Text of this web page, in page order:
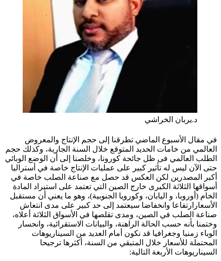
د.يربان الخراشي
في مقال الأسبوع الماضي تطرقنا إلى حجم الإنتاج والمعروض
العالمي من خامات الحديد المتوقع خلال السنة الجارية، وكذلك حجم
الطلب العالمي فى ظل جائحة كورونا، وخلصنا إلى أن الوضع الوبائي
حتى الآن ليس له تأثير كبير على عمليات الإنتاج خاصة في أستراليا
أكبر المصدرين لكن العكس قد حصل مع صناعة الصلب خاصة في
أسواقها الثلاثة الكبرى خارج الصين التي تعتمد على استيراد المادة
الخام (أوروبا، و اليابان، وكورويا الجنوبية)، وهو ما يعني أن مستقبل
الأسعارارتفاعا وانخفاضا سيعتمد إلى حد كبير على مدى انتعاش
صناعة الصلب في الصين، ومدى تقلصها في الأسواق الثلاثة أعلاه،
وختمنا بأنه حسب الحالة الراهنة، والبيانات الاستقرائية، وانحسار
الوباء زمنيا وجغرافيا قد نكون أمام العديد من السيناريوهات
المحتملة للأسعار خلال المتبقي من السنة، أكثرها ترجيحا
السيناريوهات الأربعة التالية: